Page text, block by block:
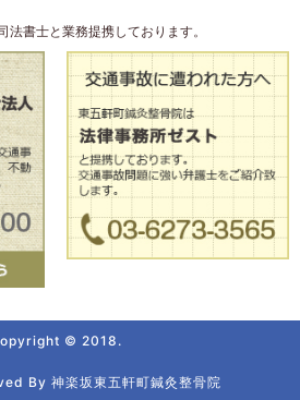
法書士と業務提携しております。
© 2018.
By 神楽坂東五軒町鍼灸整骨院